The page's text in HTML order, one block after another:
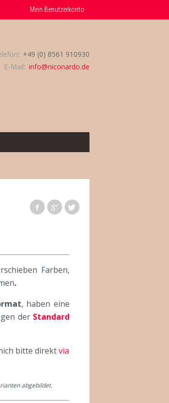
Mein Benutzerkonto
+49 (0) 8561 910930
E-Mail info@niconardo.de
Farben,
.
, haben eine
der Standard
bitte direktvia
abgebildet.